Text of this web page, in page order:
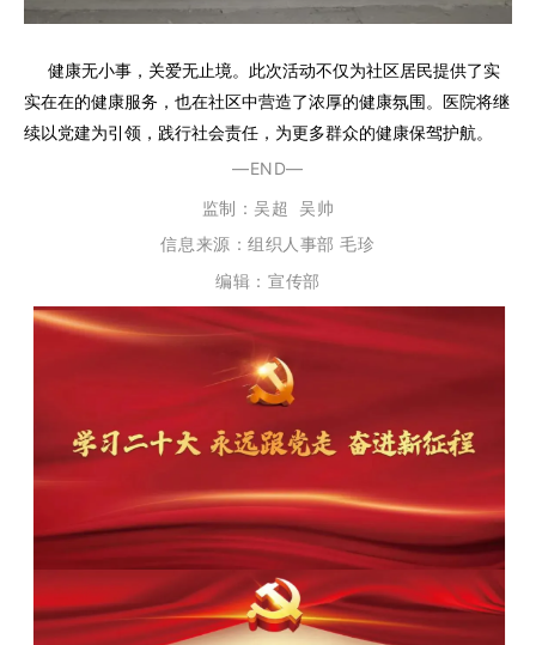
健康无小事，关爱无止境。此次活动不仅为社区居民提供了实
实在在的健康服务，也在社区中营造了浓厚的健康氛围。医院将继
续以党建为引领，践行社会责任，为更多群众的健康保驾护航。
—END—
监制： 吴超
吴帅
信息来源：组织人事部 毛珍
编辑：宣传部